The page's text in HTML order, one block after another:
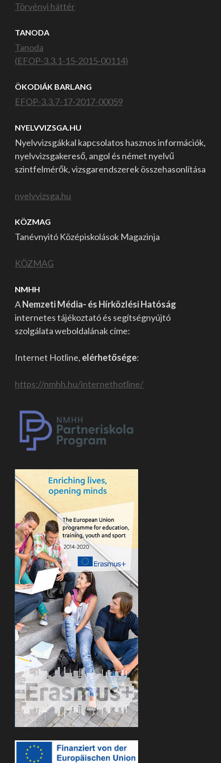
Törvényi háttér
TANODA
Tanoda
(EFOP-3.3.1-15-2015-00114)
ÖKODIÁK BARLANG
EFOP-3.3.7-17-2017-00059
NYELVVIZSGA.HU
Nyelvvizsgákkal kapcsolatos hasznos információk,
nyelvvizsgakereső, angol és német nyelvű
szintfelmérők, vizsgarendszerek összehasonlítása
nyelvvizsga.hu
KÖZMAG
Tanévnyitó Középiskolások Magazinja
KÖZMAG
NMHH
ANemzeti Média- és Hírközlési Hatóság
internetes tájékoztató és segítségnyújtó
szolgálata weboldalának címe:
Internet Hotline, elérhetősége:
https://nmhh.hu/internethotline/